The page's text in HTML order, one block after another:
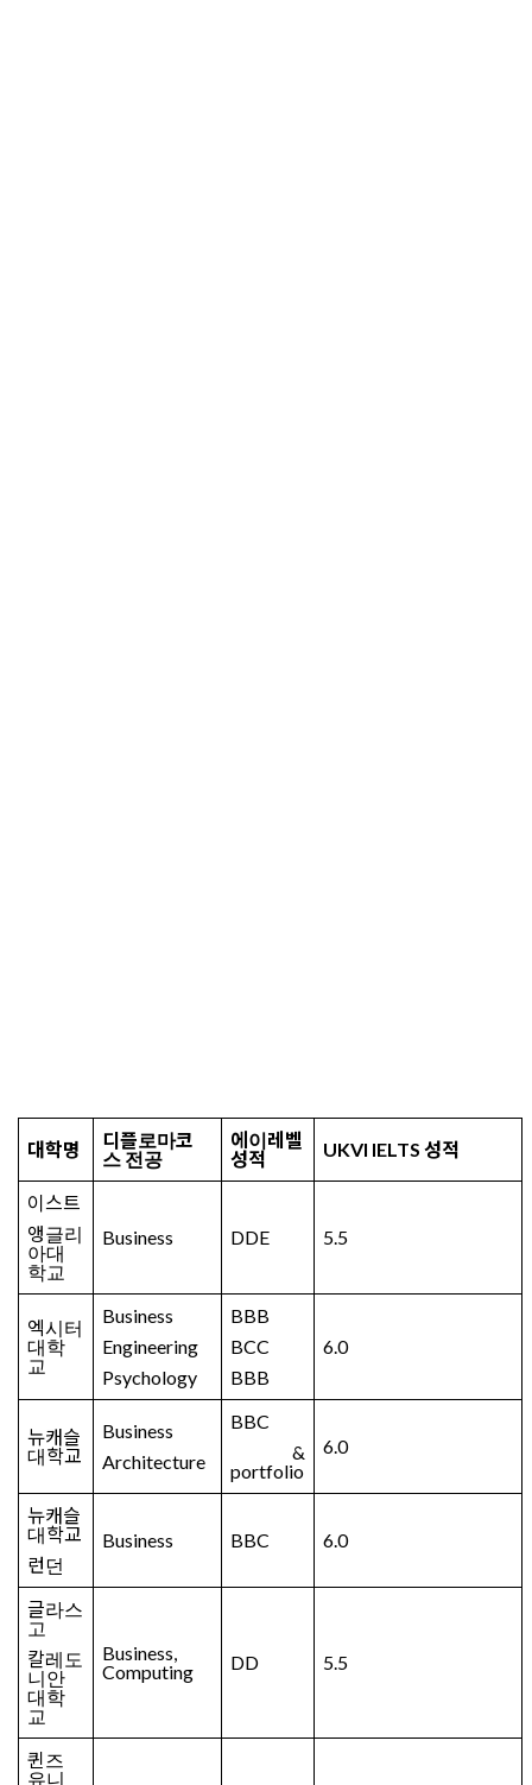
대학명
디플로마코
스 전공
에이레벨
성적
UKVI IELTS성적
이스트
앵글리
아대
학교
Business DDE 5.5
엑시터
대학
교
Business
Engineering
Psychology
BBB
BCC
BBB
6.0
뉴캐슬
대학교
Business
Architecture
BBC
&
portfolio
6.0
뉴캐슬
대학교
런던
Business BBC 6.0
글라스
고
칼레도
니안
대학
교
Business,
Computing
DD 5.5
퀸즈
유니